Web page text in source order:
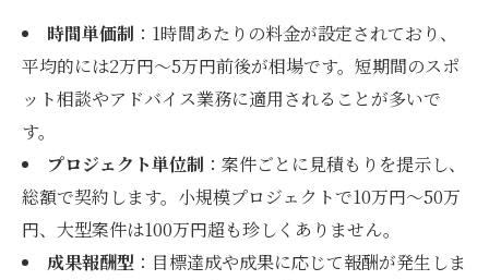
時間単価制 ：1時間あたりの料金が設定されており、
平均的には2万円～5万円前後が相場です。短期間のスポ
ット相談やアドバイス業務に適用されることが多いで
す。
プロジェクト単位制 ：案件ごとに見積もりを提示し、
総額で契約します。小規模プロジェクトで10万円～50万
円、大型案件は100万円超も珍しくありません。
成果報酬型 ：目標達成や成果に応じて報酬が発生しま